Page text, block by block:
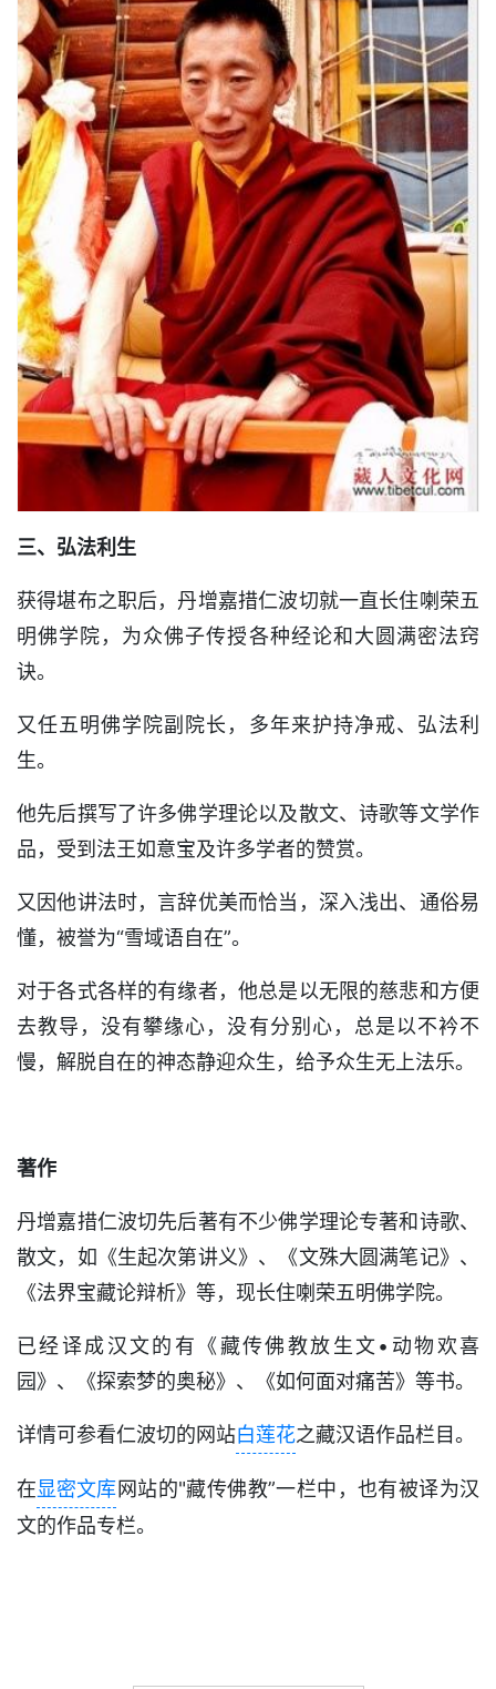
三、弘法利生
获得堪布之职后，丹增嘉措仁波切就一直长住喇荣五
明佛学院，为众佛子传授各种经论和大圆满密法窍
诀。
又任五明佛学院副院长，多年来护持净戒、弘法利
生。
他先后撰写了许多佛学理论以及散文、诗歌等文学作
品，受到法王如意宝及许多学者的赞赏。
又因他讲法时，言辞优美而恰当，深入浅出、通俗易
懂，被誉为“雪域语自在”。
对于各式各样的有缘者，他总是以无限的慈悲和方便
去教导，没有攀缘心，没有分别心，总是以不衿不
慢，解脱自在的神态静迎众生，给予众生无上法乐。
著作
丹增嘉措仁波切先后著有不少佛学理论专著和诗歌、
散文，如《生起次第讲义》、《文殊大圆满笔记》、
《法界宝藏论辩析》等，现长住喇荣五明佛学院。
已经译成汉文的有《藏传佛教放生文•动物欢喜
园》、《探索梦的奥秘》、《如何面对痛苦》等书。
详情可参看仁波切的网站白莲花之藏汉语作品栏目。
在显密文库网站的"藏传佛教”一栏中，也有被译为汉
文的作品专栏。